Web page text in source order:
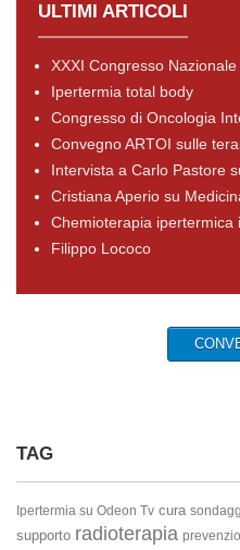
ULTIMI ARTICOLI
XXXI Congresso Nazionale
Ipertermia total body
Congresso di Oncologia
Convegno ARTOI sulle
Intervista a Carlo Pastore
Cristiana Aperio su
Chemioterapia ipertermica
Filippo Lococo
TAG
Ipertermia su Odeon Tv cura
supporto radioterapia